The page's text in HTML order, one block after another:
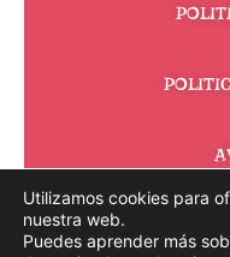
Participamos en el
programa de publicidad
Utilizamos cookies para
nuestra web.
Puedes aprender más